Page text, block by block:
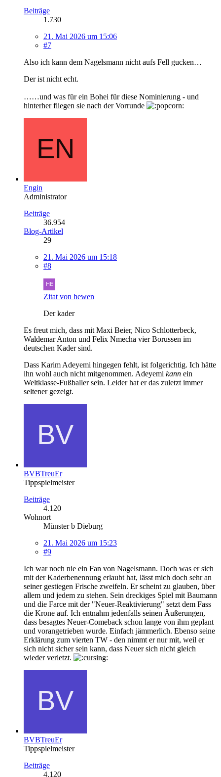
Beiträge
1.730
21. Mai 2026 um 15:06
#7
Also ich kann dem Nagelsmann nicht aufs Fell gucken…
Der ist nicht echt.
……und was für ein Bohei für diese Nominierung - und
hinterher fliegen sie nach der Vorrunde
Engin
Administrator
Beiträge
36.954
Blog-Artikel
29
21. Mai 2026 um 15:18
#8
Zitat von hewen
Der kader
Es freut mich, dass mit Maxi Beier, Nico Schlotterbeck,
Waldemar Anton und Felix Nmecha vier Borussen im
deutschen Kader sind.
Dass Karim Adeyemi hingegen fehlt, ist folgerichtig. Ich hätte
ihn wohl auch nicht mitgenommen. Adeyemi kann ein
Weltklasse-Fußballer sein. Leider hat er das zuletzt immer
seltener gezeigt.
BVBTreuEr
Tippspielmeister
Beiträge
4.120
Wohnort
Münster b Dieburg
21. Mai 2026 um 15:23
#9
Ich war noch nie ein Fan von Nagelsmann. Doch was er sich
mit der Kaderbenennung erlaubt hat, lässt mich doch sehr an
seiner gestiegen Frische zweifeln. Er scheint zu glauben, über
allem und jedem zu stehen. Sein dreckiges Spiel mit Baumann
und die Farce mit der "Neuer-Reaktivierung" setzt dem Fass
die Krone auf. Ich entnahm jedenfalls seinen Äußerungen,
dass besagtes Neuer-Comeback schon lange von ihm geplant
und vorangetrieben wurde. Einfach jämmerlich. Ebenso seine
Erklärung zum vierten TW - den nimmt er nur mit, weil er
sich nicht sicher sein kann, dass Neuer sich nicht gleich
wieder verletzt.
BVBTreuEr
Tippspielmeister
Beiträge
4.120